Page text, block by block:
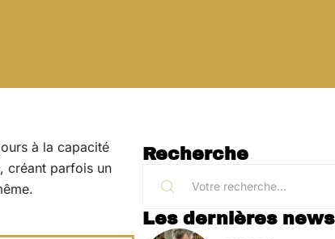
à la capacité
créant parfois un
Recherche
Les dernières news